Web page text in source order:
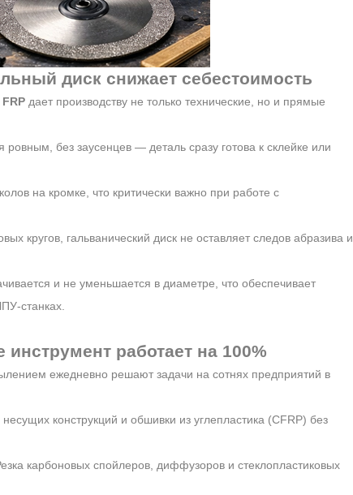
диск снижает себестоимость
дает производству не только технические, но и прямые
ровным, без заусенцев — деталь сразу готова к склейке или
на кромке, что критически важно при работе с
кругов, гальванический диск не оставляет следов абразива и
и не уменьшается в диаметре, что обеспечивает
станках.
работает на 100%
ежедневно решают задачи на сотнях предприятий в
конструкций и обшивки из углепластика (CFRP) без
карбоновых спойлеров, диффузоров и стеклопластиковых